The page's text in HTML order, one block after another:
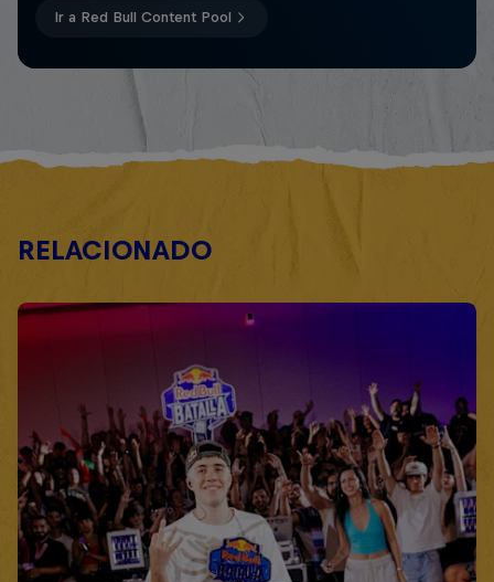
Ir a Red Bull Content Pool
RELACIONADO